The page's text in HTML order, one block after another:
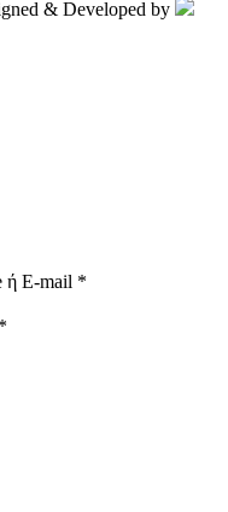
& Developed by
ή E-mail *
*